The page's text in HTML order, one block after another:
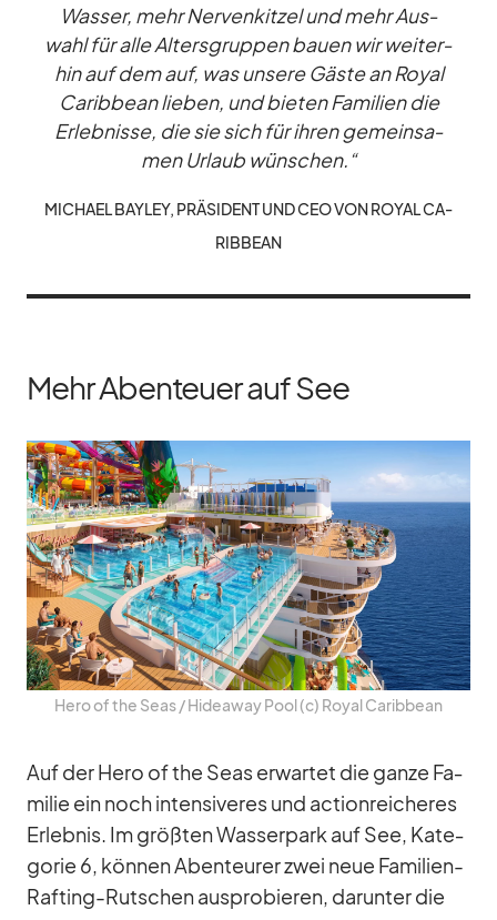
Was­ser, mehr Ner­ven­kit­zel und mehr Aus­
wahl für alle Al­ters­grup­pen bauen wir wei­ter­
hin auf dem auf, was un­sere Gäste an Royal
Ca­rib­bean lie­ben, und bie­ten Fa­mi­lien die
Er­leb­nisse, die sie sich für ih­ren ge­mein­sa­
men Ur­laub wün­schen.“
MI­CHAEL BAY­LEY, PRÄ­SI­DENT UND CEO VON ROYAL CA­
RIB­BEAN
Mehr Abenteuer auf See
Hero of the Seas /​ Hidea­way Pool (c) Royal Ca­rib­bean
Auf der Hero of the Seas er­war­tet die ganze Fa­
mi­lie ein noch in­ten­si­ve­res und ac­tion­rei­che­res
Er­leb­nis. Im größ­ten Was­ser­park auf See, Ka­te­
go­rie 6, kön­nen Aben­teu­rer zwei neue Fa­mi­lien-
Raf­ting-Rut­schen aus­pro­bie­ren, dar­un­ter die